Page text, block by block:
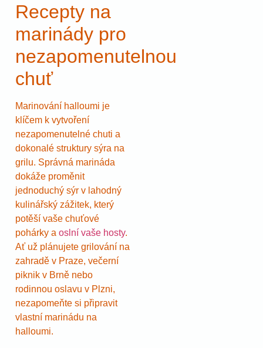
Recepty na
marinády pro
nezapomenutelnou
chuť
Marinování halloumi je
klíčem k vytvoření
nezapomenutelné chuti a
dokonalé struktury sýra na
grilu. Správná marináda
dokáže proměnit
jednoduchý sýr v lahodný
kulinářský zážitek, který
potěší vaše chuťové
pohárky a oslní vaše hosty.
Ať už plánujete grilování na
zahradě v Praze, večerní
piknik v Brně nebo
rodinnou oslavu v Plzni,
nezapomeňte si připravit
vlastní marinádu na
halloumi.